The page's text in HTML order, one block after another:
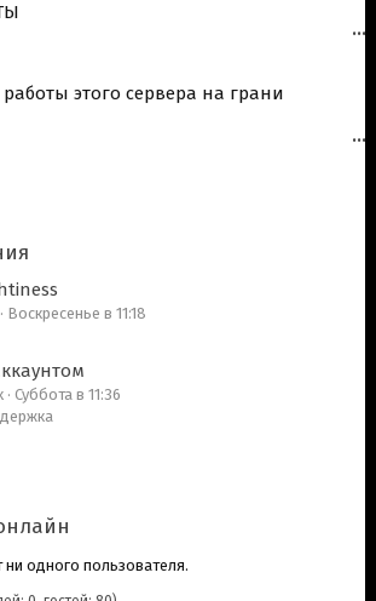
•••
работы этого сервера на грани
•••
Воскресенье в 11:18
Суббота в 11:36
одного пользователя.